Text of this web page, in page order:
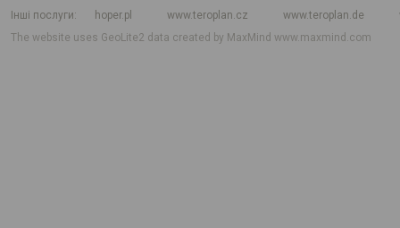
Інші послуги
hoper.pl www.teroplan.cz www.teroplan.de
The website uses GeoLite2 data created by MaxMindwww.maxmind.com